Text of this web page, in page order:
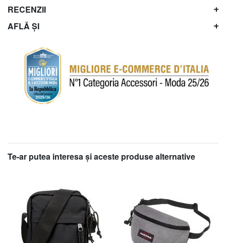
RECENZII
AFLĂ ȘI
Te-ar putea interesa şi aceste produse alternative